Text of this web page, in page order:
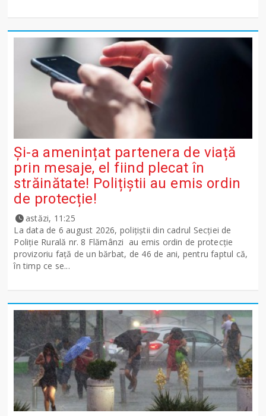
Și-a amenințat partenera de viață
prin mesaje, el fiind plecat în
străinătate! Polițiștii au emis ordin
de protecție!
astăzi, 11:25
La data de 6 august 2026, polițiștii din cadrul Secției de
Poliție Rurală nr. 8 Flămânzi au emis ordin de protecție
provizoriu față de un bărbat, de 46 de ani, pentru faptul că,
în timp ce se...